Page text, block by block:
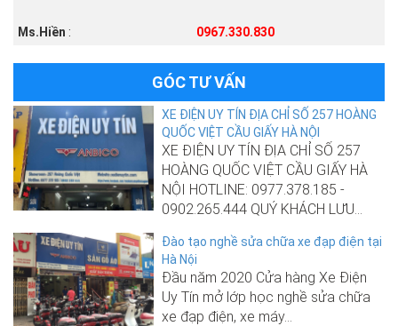
Ms.Hiền : 0967.330.830
GÓC TƯ VẤN
XE ĐIỆN UY TÍN ĐỊA CHỈ SỐ 257 HOÀNG
QUỐC VIỆT CẦU GIẤY HÀ NỘI
XE ĐIỆN UY TÍN ĐỊA CHỈ SỐ 257
HOÀNG QUỐC VIỆT CẦU GIẤY HÀ
NỘI HOTLINE: 0977.378.185 -
0902.265.444 QUÝ KHÁCH LƯU...
Đào tạo nghề sửa chữa xe đạp điện tại
Hà Nội
Đầu năm 2020 Cửa hàng Xe Điện
Uy Tín mở lớp học nghề sửa chữa
xe đạp điện, xe máy...